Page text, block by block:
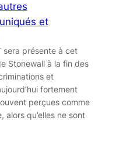
et
sera présente à cet
Stonewall à la fin des
et
fortement
perçues comme
alors qu’elles ne sont